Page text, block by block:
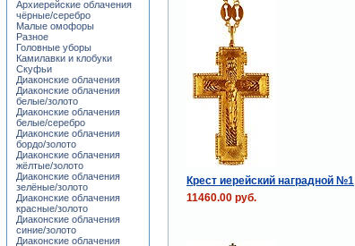
Крест иерейский наградной №1
11460.00 руб.
Архиерейские облачения
чёрные/серебро
Малые омофоры
Разное
Головные уборы
Камилавки и клобуки
Скуфьи
Диаконские облачения
Диаконские облачения
белые/золото
Диаконские облачения
белые/серебро
Диаконские облачения
бордо/золото
Диаконские облачения
жёлтые/золото
Диаконские облачения
зелёные/золото
Диаконские облачения
красные/золото
Диаконские облачения
синие/золото
Диаконские облачения